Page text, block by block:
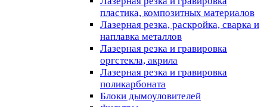
пластика, композитных материалов
Лазерная резка, раскройка, сварка и
наплавка металлов
Лазерная резка и гравировка
оргстекла, акрила
Лазерная резка и гравировка
поликарбоната
Блоки дымоуловителей